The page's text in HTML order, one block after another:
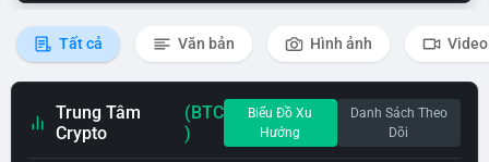
Tất cả Văn bản Hình ảnh Video
Trung Tâm
Crypto
(BTC
)
Biểu Đồ Xu
Hướng
Danh Sách Theo
Dõi